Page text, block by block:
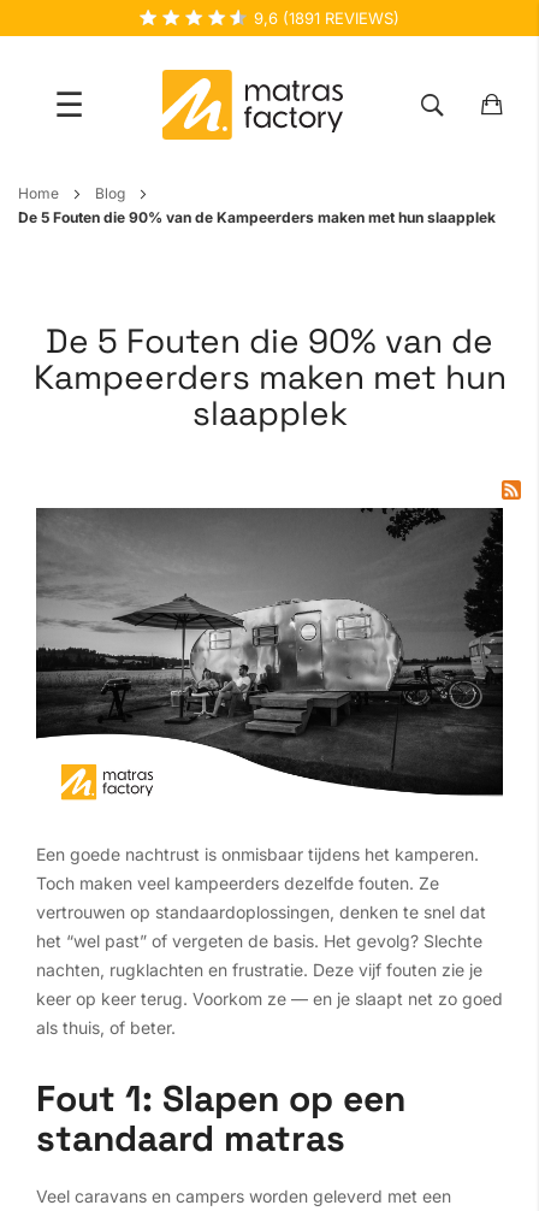
9,6 (1891 REVIEWS)
☰
Ga
naar
Home
Blog
De 5 Fouten die 90% van de Kampeerders maken met hun slaapplek
De 5 Fouten die 90% van de
Kampeerders maken met hun
slaapplek
Een goede nachtrust is onmisbaar tijdens het kamperen.
Toch maken veel kampeerders dezelfde fouten. Ze
vertrouwen op standaardoplossingen, denken te snel dat
het “wel past” of vergeten de basis. Het gevolg? Slechte
nachten, rugklachten en frustratie. Deze vijf fouten zie je
keer op keer terug. Voorkom ze — en je slaapt net zo goed
als thuis, of beter.
Fout 1: Slapen op een
standaard matras
Veel caravans en campers worden geleverd met een